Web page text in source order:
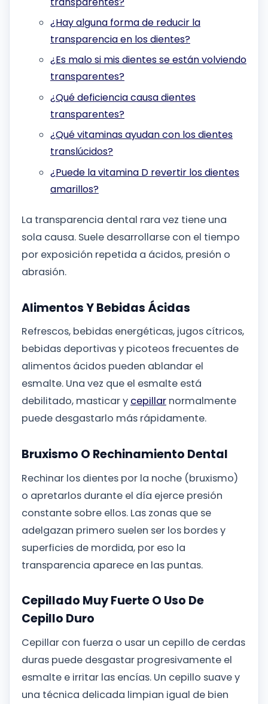
¿Hay alguna forma de reducir la
transparencia en los dientes?
¿Es malo si mis dientes se están volviendo
transparentes?
¿Qué deficiencia causa dientes
transparentes?
¿Qué vitaminas ayudan con los dientes
translúcidos?
¿Puede la vitamina D revertir los dientes
amarillos?
La transparencia dental rara vez tiene una
sola causa. Suele desarrollarse con el tiempo
por exposición repetida a ácidos, presión o
abrasión.
Alimentos Y Bebidas Ácidas
Refrescos, bebidas energéticas, jugos cítricos,
bebidas deportivas y picoteos frecuentes de
alimentos ácidos pueden ablandar el
esmalte. Una vez que el esmalte está
debilitado, masticar y cepillar normalmente
puede desgastarlo más rápidamente.
Bruxismo O Rechinamiento Dental
Rechinar los dientes por la noche (bruxismo)
o apretarlos durante el día ejerce presión
constante sobre ellos. Las zonas que se
adelgazan primero suelen ser los bordes y
superficies de mordida, por eso la
transparencia aparece en las puntas.
Cepillado Muy Fuerte O Uso De
Cepillo Duro
Cepillar con fuerza o usar un cepillo de cerdas
duras puede desgastar progresivamente el
esmalte e irritar las encías. Un cepillo suave y
una técnica delicada limpian igual de bien